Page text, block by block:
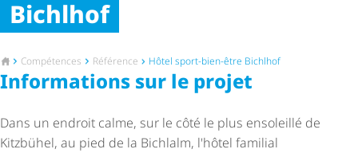
Bichlhof
Vers la page d'accueil
Compétences Référence Hôtel sport-bien-être Bichlhof
Informations sur le projet
Dans un endroit calme, sur le côté le plus ensoleillé de
Kitzbühel, au pied de la Bichlalm, l'hôtel familial